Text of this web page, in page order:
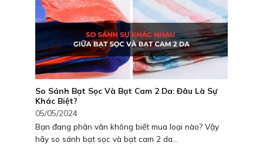
So Sánh Bạt Sọc Và Bạt Cam 2 Da: Đâu Là Sự
Khác Biệt?
05/05/2024
Bạn đang phân vân không biết mua loại nào? Vậy
hãy so sánh bạt sọc và bạt cam 2 da...